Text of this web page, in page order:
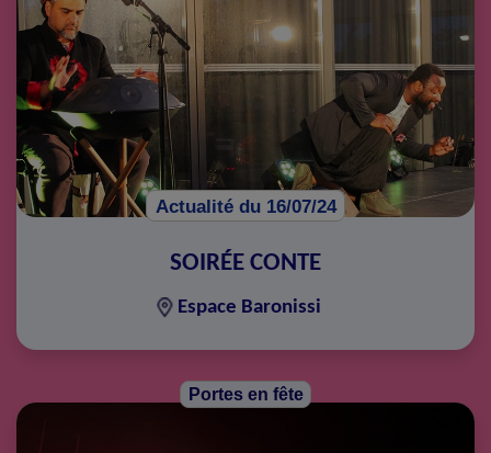
Actualité du 16/07/24
SOIRÉE CONTE
Espace Baronissi
Portes en fête